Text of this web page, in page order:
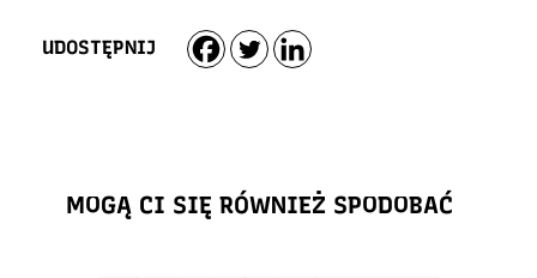
UDOSTĘPNIJ
MOGĄ CI SIĘ RÓWNIEŻ SPODOBAĆ